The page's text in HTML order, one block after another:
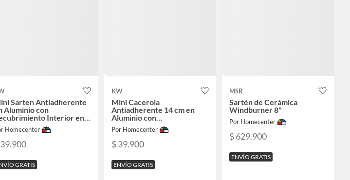
Sarten Antiadherente
Aluminio con
Interior en
Prensado 14 cm
Surtidos con Tapa
de PFOA
Homecenter
GRATIS
KW
Mini Cacerola
Antiadherente 14 cm en
Aluminio con
Recubrimiento Interior en
Cerámica Prensado Colores
Surtidos con Tapa Libre de
PFOA
Por Homecenter
$ 39.900
ENVÍO GRATIS
MSR
Sartén de Cerámica
Windburner 8"
Por Homecenter
$ 629.900
ENVÍO GRATIS